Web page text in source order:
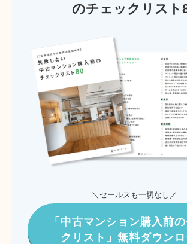
のチェックリスト
＼セールスも一切なし／
「中古マンション購入前
クリスト」無料ダウン